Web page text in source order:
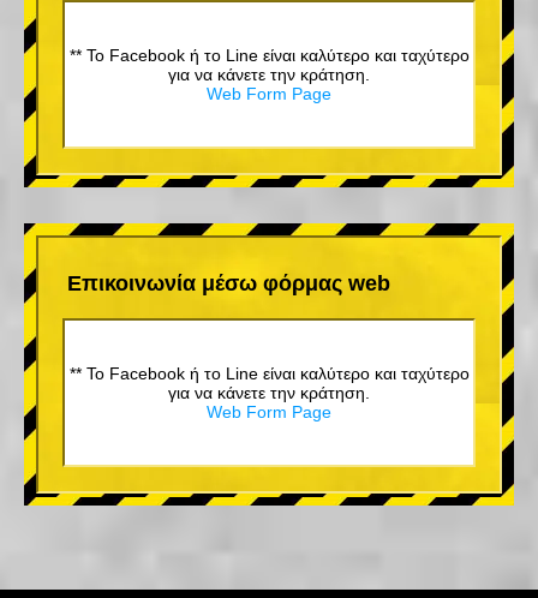
** Το Facebook ή το Line είναι καλύτερο και ταχύτερο
για να κάνετε την κράτηση.
Web Form Page
Επικοινωνία μέσω φόρμας web
** Το Facebook ή το Line είναι καλύτερο και ταχύτερο
για να κάνετε την κράτηση.
Web Form Page